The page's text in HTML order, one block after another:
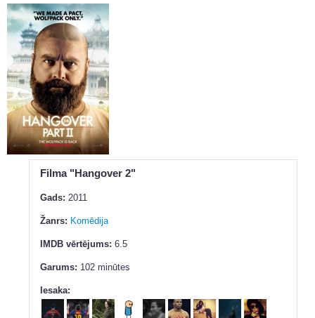
Filma "Hangover 2"
Gads: 2011
Žanrs: Komēdija
IMDB vērtējums: 6.5
Garums: 102 minūtes
Iesaka: